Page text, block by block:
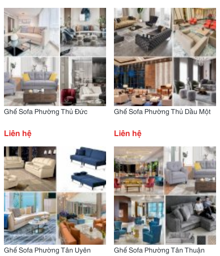
Ghế Sofa Phường Thủ Đức
Liên hệ
Ghế Sofa Phường Thủ Dầu Một
Liên hệ
Ghế Sofa Phường Tân Uyên Ghế Sofa Phường Tân Thuận